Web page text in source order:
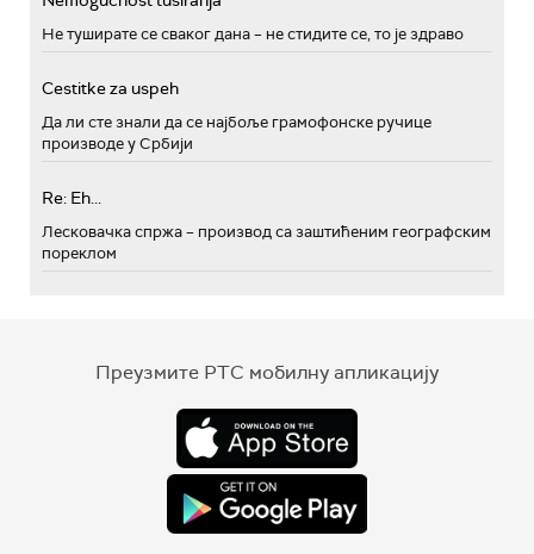
Не туширате се сваког дана – не стидите се, то је здраво
Cestitke za uspeh
Да ли сте знали да се најбоље грамофонске ручице
производе у Србији
Re: Eh...
Лесковачка спржа – производ са заштићеним географским
пореклом
Преузмите РТС мобилну апликацију